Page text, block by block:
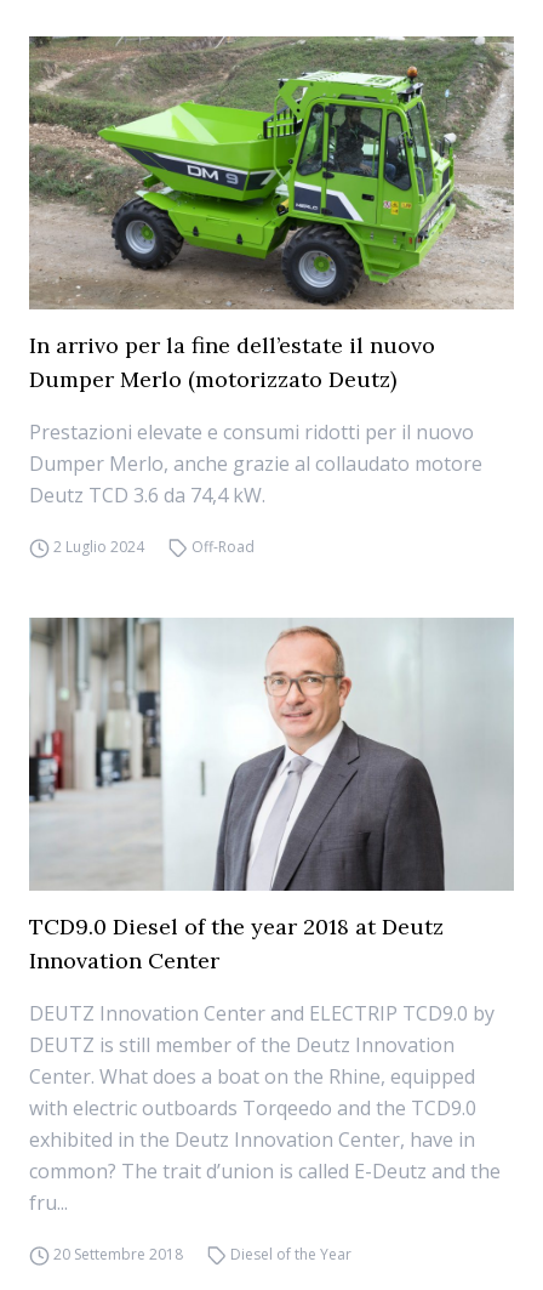
In arrivo per la fine dell’estate il nuovo
Dumper Merlo (motorizzato Deutz)
Prestazioni elevate e consumi ridotti per il nuovo
Dumper Merlo, anche grazie al collaudato motore
Deutz TCD 3.6 da 74,4 kW.
2 Luglio 2024 Off-Road
TCD9.0 Diesel of the year 2018 at Deutz
Innovation Center
DEUTZ Innovation Center and ELECTRIP TCD9.0 by
DEUTZ is still member of the Deutz Innovation
Center. What does a boat on the Rhine, equipped
with electric outboards Torqeedo and the TCD9.0
exhibited in the Deutz Innovation Center, have in
common? The trait d’union is called E-Deutz and the
fru...
20 Settembre 2018 Diesel of the Year